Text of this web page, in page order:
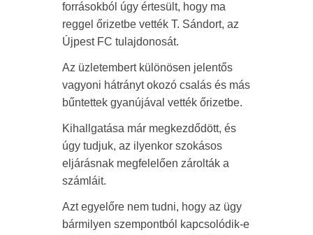
forrásokból úgy értesült, hogy ma
reggel őrizetbe vették T. Sándort, az
Újpest FC tulajdonosát.
Az üzletembert különösen jelentős
vagyoni hátrányt okozó csalás és más
bűntettek gyanújával vették őrizetbe.
Kihallgatása már megkezdődött, és
úgy tudjuk, az ilyenkor szokásos
eljárásnak megfelelően zárolták a
számláit.
Azt egyelőre nem tudni, hogy az ügy
bármilyen szempontból kapcsolódik-e